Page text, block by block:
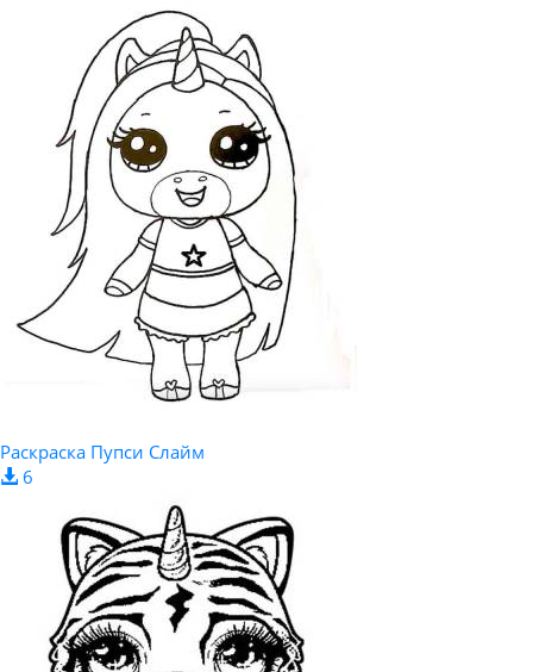
Раскраска Пупси Слайм
6